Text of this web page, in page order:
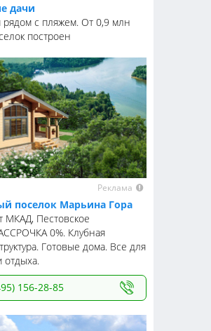
дачи
рядом с пляжем. От 0,9 млн
построен
Реклама
поселок Марьина Гора
МКАД, Пестовское
0%. Клубная
Готовые дома. Все для
отдыха.
156-28-85